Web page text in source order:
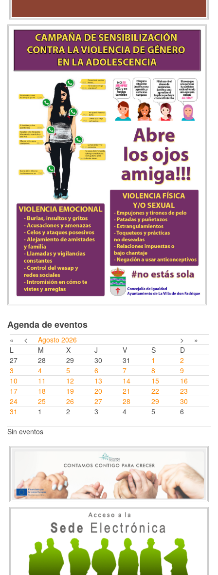
Agenda de eventos
« < Agosto 2026 >
»
L
M X J V S
D
27
28 29 30 31 1
2
3
4 5 6 7 8
9
10
11 12 13 14 15
16
17
18 19 20 21 22
23
24
25 26 27 28 29
30
31
1 2 3 4 5 6
Sin eventos